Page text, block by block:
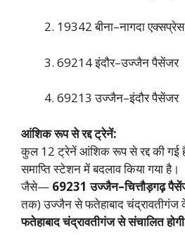
19342 बीना–नागदा एक्सप्रेस
69214 इंदौर–उज्जैन पैसेंजर
69213 उज्जैन–इंदौर पैसेंजर
आंशिक रूप से रद्द ट्रेनें:
कुल 12 ट्रेनें आंशिक रूप से रद्द की
समाप्ति स्टेशन में बदलाव किया गया है।
जैसे— 69231 उज्जैन–चित्तौड़गढ़
तक) उज्जैन से फतेहाबाद चंद्रावतीगंज
फतेहाबाद चंद्रावतीगंज से संचालित